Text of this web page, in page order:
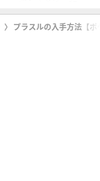
プラスルの入手方法【ポ